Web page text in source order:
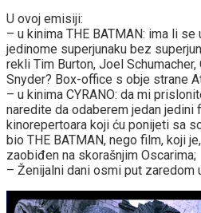
U ovoj emisiji:
– u kinima THE BATMAN: ima li
jedinome superjunaku bez
rekli Tim Burton, Joel
Snyder? Box-office s obje strane
– u kinima CYRANO: da mi
naredite da odaberem jedan jedini
kinorepertoara koji ću ponijeti sa
bio THE BATMAN, nego film, koji
zaobiđen na skorašnjim Oscarima;
– Ženijalni dani osmi put zaredom